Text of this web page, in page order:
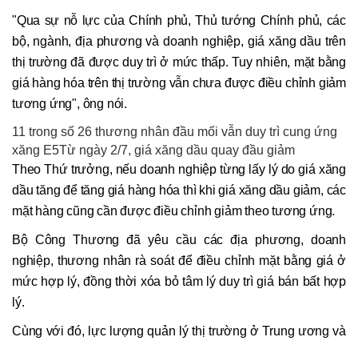
"Qua sự nỗ lực của Chính phủ, Thủ tướng Chính phủ, các
bộ, ngành, địa phương và doanh nghiệp, giá xăng dầu trên
thị trường đã được duy trì ở mức thấp. Tuy nhiên, mặt bằng
giá hàng hóa trên thị trường vẫn chưa được điều chỉnh giảm
tương ứng", ông nói.
11 trong số 26 thương nhân đầu mối vẫn duy trì cung ứng
xăng E5Từ ngày 2/7, giá xăng dầu quay đầu giảm
Theo Thứ trưởng, nếu doanh nghiệp từng lấy lý do giá xăng
dầu tăng để tăng giá hàng hóa thì khi giá xăng dầu giảm, các
mặt hàng cũng cần được điều chỉnh giảm theo tương ứng.
Bộ Công Thương đã yêu cầu các địa phương, doanh
nghiệp, thương nhân rà soát để điều chỉnh mặt bằng giá ở
mức hợp lý, đồng thời xóa bỏ tâm lý duy trì giá bán bất hợp
lý.
Cùng với đó, lực lượng quản lý thị trường ở Trung ương và